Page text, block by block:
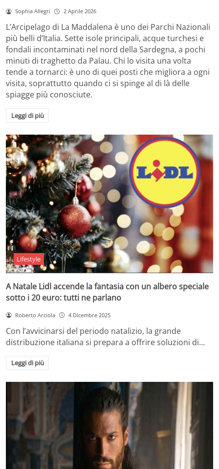
Sophia Allegri 2 Aprile 2026
L’Arcipelago di La Maddalena è uno dei Parchi Nazionali
più belli d’Italia. Sette isole principali, acque turchesi e
fondali incontaminati nel nord della Sardegna, a pochi
minuti di traghetto da Palau. Chi lo visita una volta
tende a tornarci: è uno di quei posti che migliora a ogni
visita, soprattutto quando ci si spinge al di là delle
spiagge più conosciute.
Leggi di più
Lifestyle
A Natale Lidl accende la fantasia con un albero speciale
sotto i 20 euro: tutti ne parlano
Roberto Arciola 4 Dicembre 2025
Con l’avvicinarsi del periodo natalizio, la grande
distribuzione italiana si prepara a offrire soluzioni di…
Leggi di più